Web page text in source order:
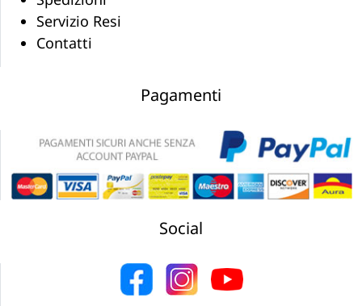
Servizio Resi
Contatti
Pagamenti
Social